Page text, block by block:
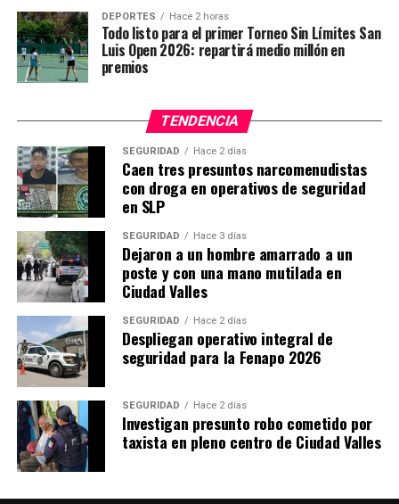
DEPORTES Hace 2 horas
Todo listo para el primer Torneo Sin Límites San
Luis Open 2026: repartirá medio millón en
premios
TENDENCIA
SEGURIDAD Hace 2 días
Caen tres presuntos narcomenudistas
con droga en operativos de seguridad
en SLP
SEGURIDAD Hace 3 días
Dejaron a un hombre amarrado a un
poste y con una mano mutilada en
Ciudad Valles
SEGURIDAD Hace 2 días
Despliegan operativo integral de
seguridad para la Fenapo 2026
SEGURIDAD Hace 2 días
Investigan presunto robo cometido por
taxista en pleno centro de Ciudad Valles